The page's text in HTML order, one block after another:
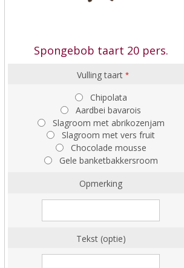
Spongebob taart 20 pers.
Vulling taart *
Chipolata
Aardbei bavarois
Slagroom met abrikozenjam
Slagroom met vers fruit
Chocolade mousse
Gele banketbakkersroom
Opmerking
Tekst (optie)